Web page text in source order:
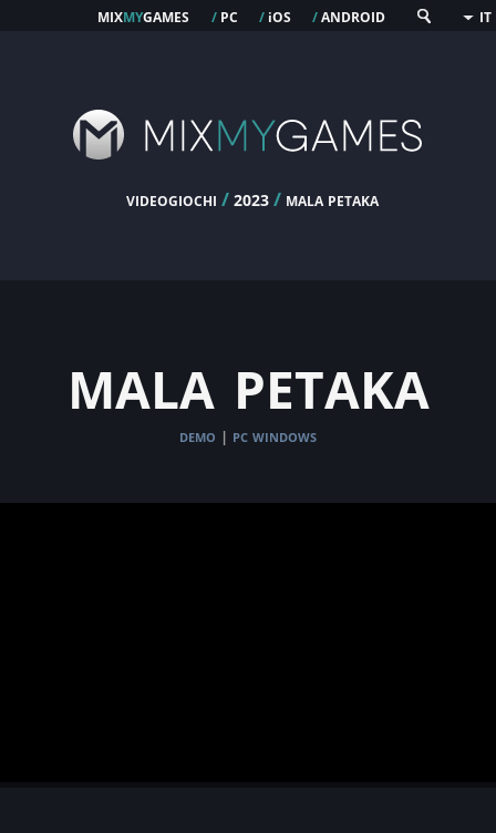
mixmygames / pc / ios /android IT
videogiochi / 2023 / mala petaka
mala petaka
demo | pc windows